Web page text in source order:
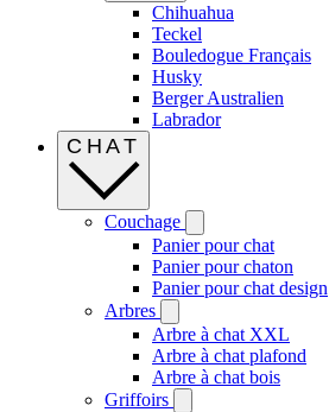
Chihuahua
Teckel
Bouledogue Français
Husky
Berger Australien
Labrador
CHAT
Couchage
Panier pour chat
Panier pour chaton
Panier pour chat design
Arbres
Arbre à chat XXL
Arbre à chat plafond
Arbre à chat bois
Griffoirs